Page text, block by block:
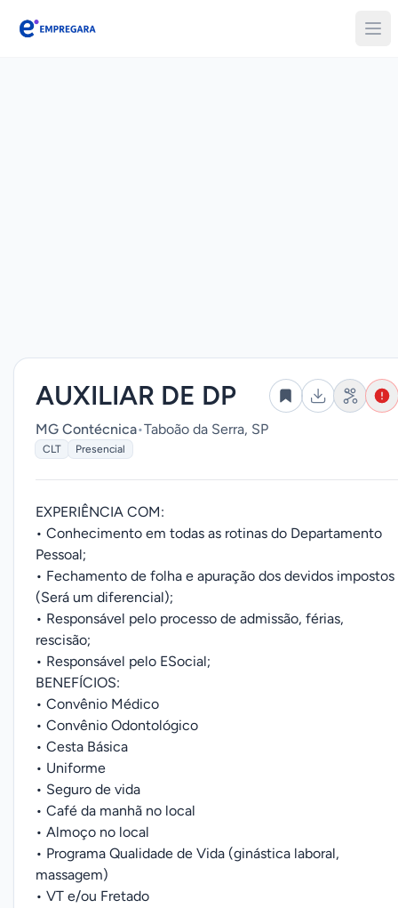
Empregara
AUXILIAR DE DP
MG Contécnica•Taboão da Serra, SP
CLT Presencial
EXPERIÊNCIA COM:
• Conhecimento em todas as rotinas do Departamento
Pessoal;
• Fechamento de folha e apuração dos devidos impostos
(Será um diferencial);
• Responsável pelo processo de admissão, férias,
rescisão;
• Responsável pelo ESocial;
BENEFÍCIOS:
• Convênio Médico
• Convênio Odontológico
• Cesta Básica
• Uniforme
• Seguro de vida
• Café da manhã no local
• Almoço no local
• Programa Qualidade de Vida (ginástica laboral,
massagem)
• VT e/ou Fretado